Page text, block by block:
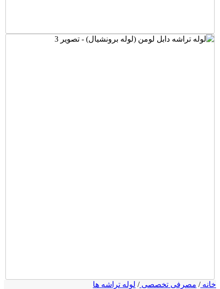
/ مصرفی تخصصی/ لوله تراشه ها